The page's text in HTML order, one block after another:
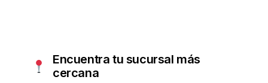
Encuentra tu sucursal más
cercana